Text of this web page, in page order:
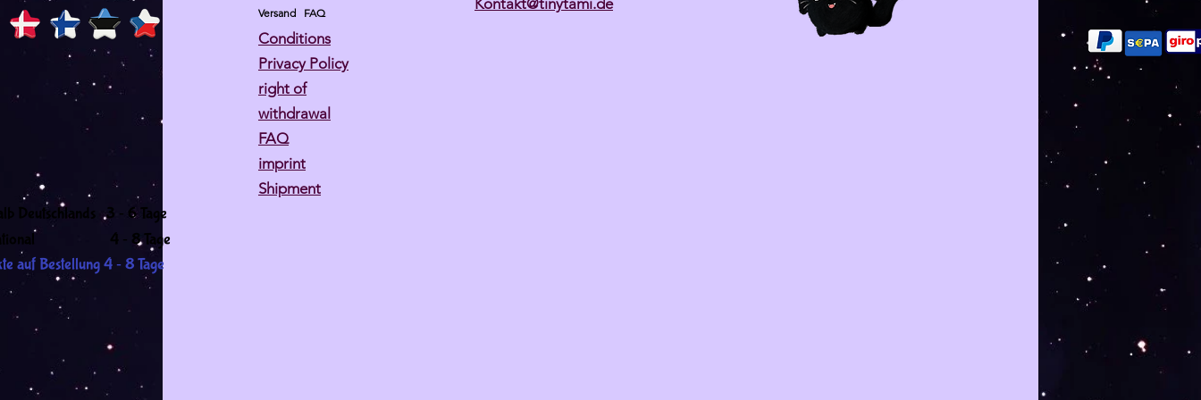
Deutschlands 3 - 6 Tage
4 - 8 Tage
Versand FAQ
Conditions
Privacy Policy
right of
withdrawal
FAQ
imprint
Shipment
auf Bestellung 4 - 8 Tage
Kontakt@tinytami.de